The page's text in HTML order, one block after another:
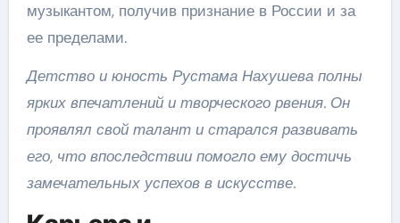
музыкантом, получив признание в России и за
ее пределами.
Детство и юность Рустама Нахушева полны
ярких впечатлений и творческого рвения. Он
проявлял свой талант и старался развивать
его, что впоследствии помогло ему достичь
замечательных успехов в искусстве.